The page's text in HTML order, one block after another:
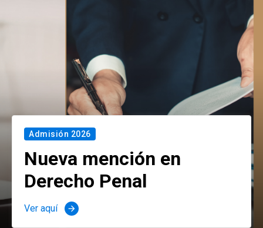
Admisión 2026
Nueva mención en
Derecho Penal
Ver aquí arrow_forward